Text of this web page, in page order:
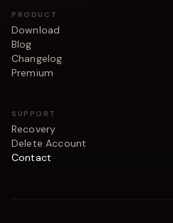
PRODUCT
Download
Blog
Changelog
Premium
SUPPORT
Recovery
Delete Account
Contact